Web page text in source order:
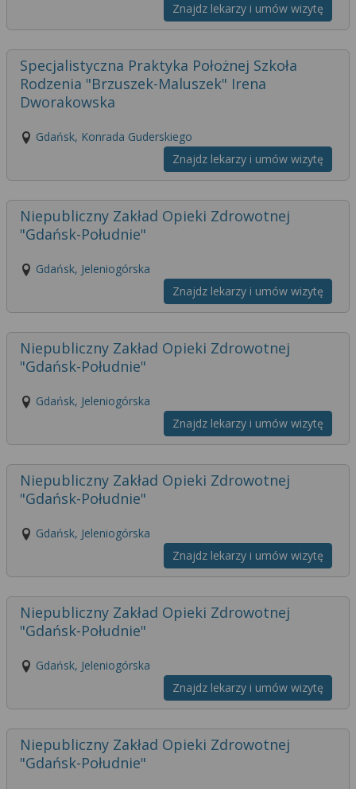
Znajdz lekarzy i umów wizytę
Specjalistyczna Praktyka Położnej Szkoła
Rodzenia "Brzuszek-Maluszek" Irena
Dworakowska
Gdańsk, Konrada Guderskiego
Znajdz lekarzy i umów wizytę
Niepubliczny Zakład Opieki Zdrowotnej
"Gdańsk-Południe"
Gdańsk, Jeleniogórska
Znajdz lekarzy i umów wizytę
Niepubliczny Zakład Opieki Zdrowotnej
"Gdańsk-Południe"
Gdańsk, Jeleniogórska
Znajdz lekarzy i umów wizytę
Niepubliczny Zakład Opieki Zdrowotnej
"Gdańsk-Południe"
Gdańsk, Jeleniogórska
Znajdz lekarzy i umów wizytę
Niepubliczny Zakład Opieki Zdrowotnej
"Gdańsk-Południe"
Gdańsk, Jeleniogórska
Znajdz lekarzy i umów wizytę
Niepubliczny Zakład Opieki Zdrowotnej
"Gdańsk-Południe"